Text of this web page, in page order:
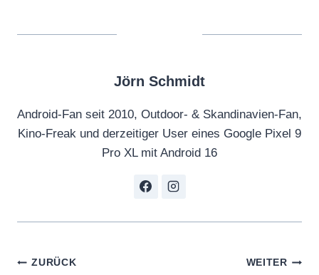
Jörn Schmidt
Android-Fan seit 2010, Outdoor- & Skandinavien-Fan,
Kino-Freak und derzeitiger User eines Google Pixel 9
Pro XL mit Android 16
Beitragsnavigation
ZURÜCK WEITER